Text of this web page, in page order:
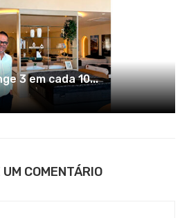
3 em cada 10...
UM COMENTÁRIO